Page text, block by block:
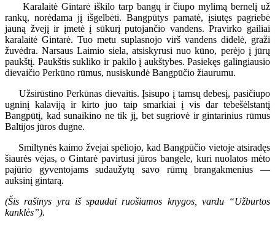
Karalaitė Gintarė iškilo tarp bangų ir čiupo mylimą bernelį už
rankų, norėdama jį išgelbėti. Bangpūtys pamatė, įsiutęs pagriebė
jauną žvejį ir įmetė į sūkurį putojančio vandens. Pravirko gailiai
karalaitė Gintarė. Tuo metu suplasnojo virš vandens didelė, graži
žuvėdra. Narsaus Laimio siela, atsiskyrusi nuo kūno, perėjo į jūrų
paukštį. Paukštis sukliko ir pakilo į aukštybes. Pasiekęs galingiausio
dievaičio Perkūno rūmus, nusiskundė Bangpūčio žiaurumu.
Užsirūstino Perkūnas dievaitis. Įsisupo į tamsų debesį, pasičiupo
ugninį kalaviją ir kirto juo taip smarkiai į vis dar tebešėlstantį
Bangpūtį, kad sunaikino ne tik jį, bet sugriovė ir gintarinius rūmus
Baltijos jūros dugne.
Smiltynės kaimo žvejai spėliojo, kad Bangpūčio vietoje atsiradęs
šiaurės vėjas, o Gintarė pavirtusi jūros bangele, kuri nuolatos mėto
pajūrio gyventojams sudaužytų savo rūmų brangakmenius —
auksinį gintarą.
(Šis rašinys yra iš spaudai ruošiamos knygos, vardu “Užburtos
kanklės”).